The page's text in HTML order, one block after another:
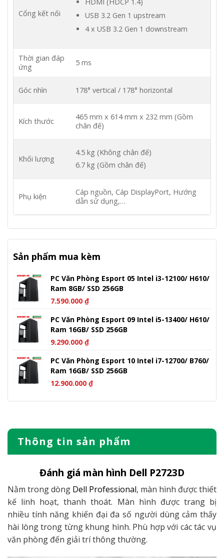
Thông tin sản phẩm
Đánh giá màn hình Dell P2723D
Nằm trong dòng Dell Professional, màn hình được thiết
kế linh hoạt, thanh thoát. Màn hình được trang bị
nhiều tính năng khiến đại đa số người dùng cảm thấy
hài lòng trong từng khung hình. Phù hợp với các tác vụ
văn phòng đến giải trí thông thường.
Cổng kết nối
HDMI (HDCP 1.4)
USB 3.2 Gen 1 upstream
4 x USB 3.2 Gen 1 downstream
Thời gian đáp
ứng
5 ms
Góc nhìn 178° vertical / 178° horizontal
Kích thước
465 mm x 614 mm x 232 mm (Gồm
chân đế)
Khối lượng
4.5 kg (Không chân đế)
6.7 kg (Gồm chân đế)
Phụ kiện
Cáp nguồn, Cáp DisplayPort, Hướng
dẫn sử dụng,…
Sản phẩm mua kèm
PC Văn Phòng Esport 05 Intel i3-12100/ H610/
Ram 8GB/ SSD 256GB
7.590.000 ₫
PC Văn Phòng Esport 09 Intel i5-13400/ H610/
Ram 16GB/ SSD 256GB
9.290.000 ₫
PC Văn Phòng Esport 10 Intel i7-12700/ B760/
Ram 16GB/ SSD 256GB
12.900.000 ₫